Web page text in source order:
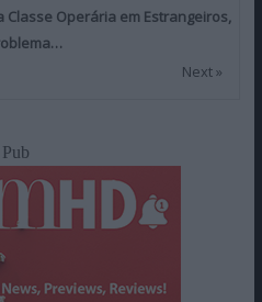
Operária em Estrangeiros,
Next »
Pub